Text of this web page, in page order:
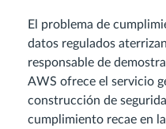
El problema de
datos regulados
responsable de
AWS ofrece el servicio
construcción de
cumplimiento recae en